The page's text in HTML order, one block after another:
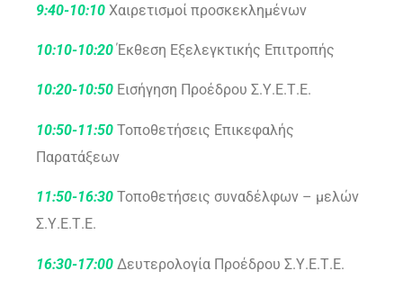
9:40-10:10 Χαιρετισμοί προσκεκλημένων
10:10-10:20Έκθεση Εξελεγκτικής Επιτροπής
10:20-10:50 Εισήγηση Προέδρου Σ.Υ.Ε.Τ.Ε.
10:50-11:50 Τοποθετήσεις Επικεφαλής
Παρατάξεων
11:50-16:30 Τοποθετήσεις συναδέλφων – μελών
Σ.Υ.Ε.Τ.Ε.
16:30-17:00 Δευτερολογία Προέδρου Σ.Υ.Ε.Τ.Ε.